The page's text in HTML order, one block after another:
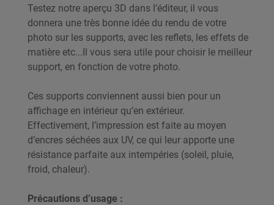
Testez notre aperçu 3D dans l’éditeur, il vous
donnera une très bonne idée du rendu de votre
photo sur les supports, avec les reflets, les effets de
matière etc...Il vous sera utile pour choisir le meilleur
support, en fonction de votre photo.
Ces supports conviennent aussi bien pour un
affichage en intérieur qu’en extérieur.
Effectivement, l’impression est faite au moyen
d’encres séchées aux UV, ce qui leur apporte une
résistance parfaite aux intempéries (soleil, pluie,
froid, chaleur).
Précautions d’usage :